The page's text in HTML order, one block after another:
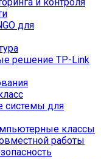
для
решение TP-Link
системы для
классы
работы